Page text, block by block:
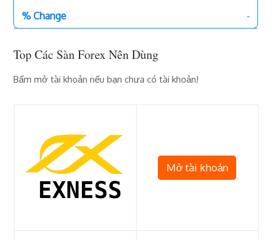
-
Top Các Sàn Forex Nên Dùng
Bấm mở tài khoản nếu bạn chưa có tài khoản!
Mở tài khoản